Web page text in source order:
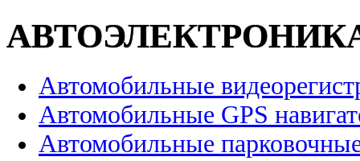
Автомобильные
Автомобильные GPS
Автомобильные